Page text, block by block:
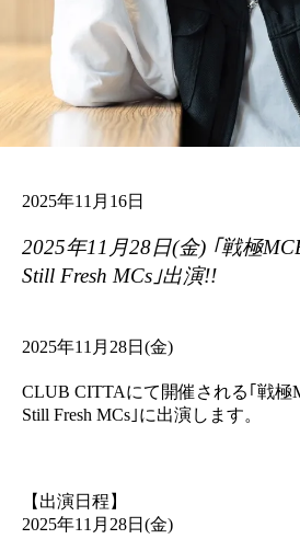
2025年11月16日
2025年11月28日(金) ｢戦極
Still Fresh MCs｣出演!!
2025年11月28日(金)
CLUB CITTAにて開催される｢戦極
Still Fresh MCs｣に出演します。
【出演日程】
2025年11月28日(金)